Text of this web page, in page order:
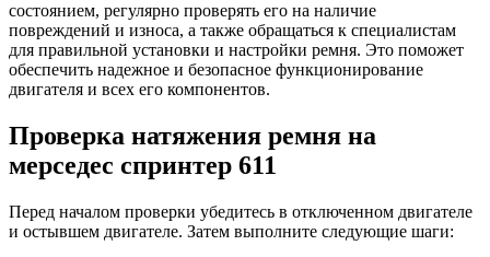
состоянием, регулярно проверять его на наличие
повреждений и износа, а также обращаться к специалистам
для правильной установки и настройки ремня. Это поможет
обеспечить надежное и безопасное функционирование
двигателя и всех его компонентов.
Проверка натяжения ремня на
мерседес спринтер 611
Перед началом проверки убедитесь в отключенном двигателе
и остывшем двигателе. Затем выполните следующие шаги: